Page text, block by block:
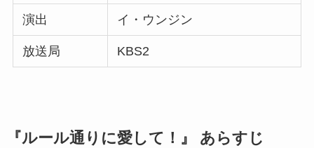
演出 イ・ウンジン
放送局 KBS2
『ルール通りに愛して！』 あらすじ